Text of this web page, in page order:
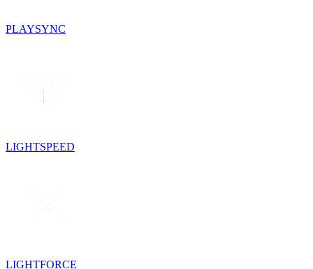
PLAYSYNC
LIGHTSPEED
LIGHTFORCE